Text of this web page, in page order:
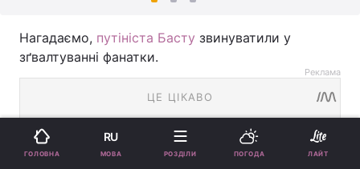
Нагадаємо, путініста Басту звинуватили у
зґвалтуванні фанатки.
Реклама
ГОЛОВНА
RU
МОВА РОЗДІЛИ ПОГОДА ЛАЙТ